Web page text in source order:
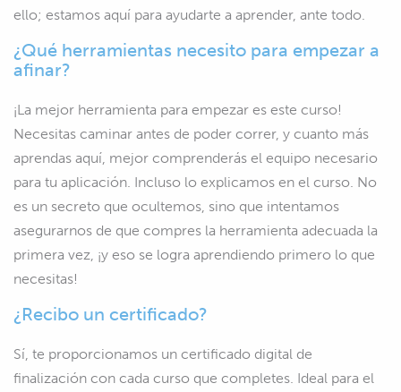
ello; estamos aquí para ayudarte a aprender, ante todo.
¿Qué herramientas necesito para empezar a
afinar?
¡La mejor herramienta para empezar es este curso!
Necesitas caminar antes de poder correr, y cuanto más
aprendas aquí, mejor comprenderás el equipo necesario
para tu aplicación. Incluso lo explicamos en el curso. No
es un secreto que ocultemos, sino que intentamos
asegurarnos de que compres la herramienta adecuada la
primera vez, ¡y eso se logra aprendiendo primero lo que
necesitas!
¿Recibo un certificado?
Sí, te proporcionamos un certificado digital de
finalización con cada curso que completes. Ideal para el